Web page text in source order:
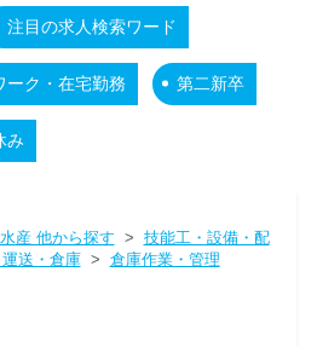
注目の求人検索ワード
ーク・在宅勤務 第二新卒
み
産 他から探す > 技能工・設備・配
送・倉庫> 倉庫作業・管理